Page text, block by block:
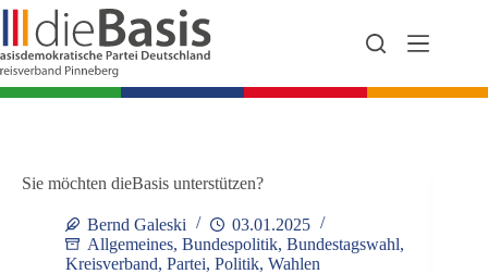
Zum
Inhalt
springen
Sie möchten dieBasis unterstützen?
Bernd Galeski
03.01.2025
Allgemeines, Bundespolitik, Bundestagswahl,
Kreisverband, Partei, Politik, Wahlen